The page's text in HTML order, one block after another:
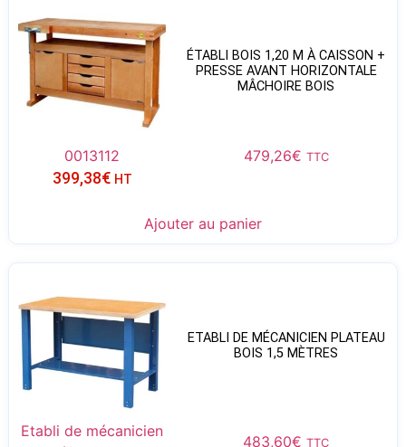
ÉTABLI BOIS 1,20 M À CAISSON +
PRESSE AVANT HORIZONTALE
MÂCHOIRE BOIS
0013112 479,26€ TTC
399,38€ HT
Ajouter au panier
ETABLI DE MÉCANICIEN PLATEAU
BOIS 1,5 MÈTRES
Etabli de mécanicien
483,60€ TTC